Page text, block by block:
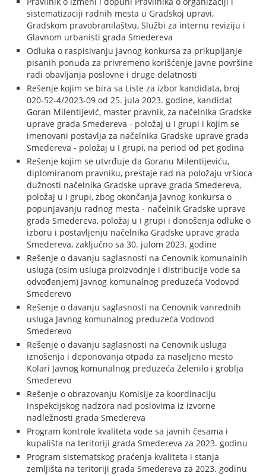
sistematizaciji radnih mesta u Gradskoj upravi,
Gradskom pravobranilaštvu, Službi za internu reviziju i
Glavnom urbanisti grada Smedereva
Odluka o raspisivanju javnog konkursa za prikupljanje
pisanih ponuda za privremeno korišćenje javne površine
radi obavljanja poslovne i druge delatnosti
Rešenje kojim se bira sa Liste za izbor kandidata, broj
020-52-4/2023-09 od 25. jula 2023. godine, kandidat
Goran Milentijević, master pravnik, za načelnika Gradske
uprave grada Smedereva - položaj u I grupi i kojim se
imenovani postavlja za načelnika Gradske uprave grada
Smedereva - položaj u I grupi, na period od pet godina
Rešenje kojim se utvrđuje da Goranu Milentijeviću,
diplomiranom pravniku, prestaje rad na položaju vršioca
dužnosti načelnika Gradske uprave grada Smedereva,
položaj u I grupi, zbog okončanja Javnog konkursa o
popunjavanju radnog mesta - načelnik Gradske uprave
grada Smedereva, položaj u I grupi i donošenja odluke o
izboru i postavljenju načelnika Gradske uprave grada
Smedereva, zaključno sa 30. julom 2023. godine
Rešenje o davanju saglasnosti na Cenovnik komunalnih
usluga (osim usluga proizvodnje i distribucije vode sa
odvođenjem) Javnog komunalnog preduzeća Vodovod
Smederevo
Rešenje o davanju saglasnosti na Cenovnik vanrednih
usluga Javnog komunalnog preduzeća Vodovod
Smederevo
Rešenje o davanju saglasnosti na Cenovnik usluga
iznošenja i deponovanja otpada za naseljeno mesto
Kolari Javnog komunalnog preduzeća Zelenilo i groblja
Smederevo
Rešenje o obrazovanju Komisije za koordinaciju
inspekcijskog nadzora nad poslovima iz izvorne
nadležnosti grada Smedereva
Program kontrole kvaliteta vode sa javnih česama i
kupališta na teritoriji grada Smedereva za 2023. godinu
Program sistematskog praćenja kvaliteta i stanja
zemljišta na teritoriji grada Smedereva za 2023. godinu